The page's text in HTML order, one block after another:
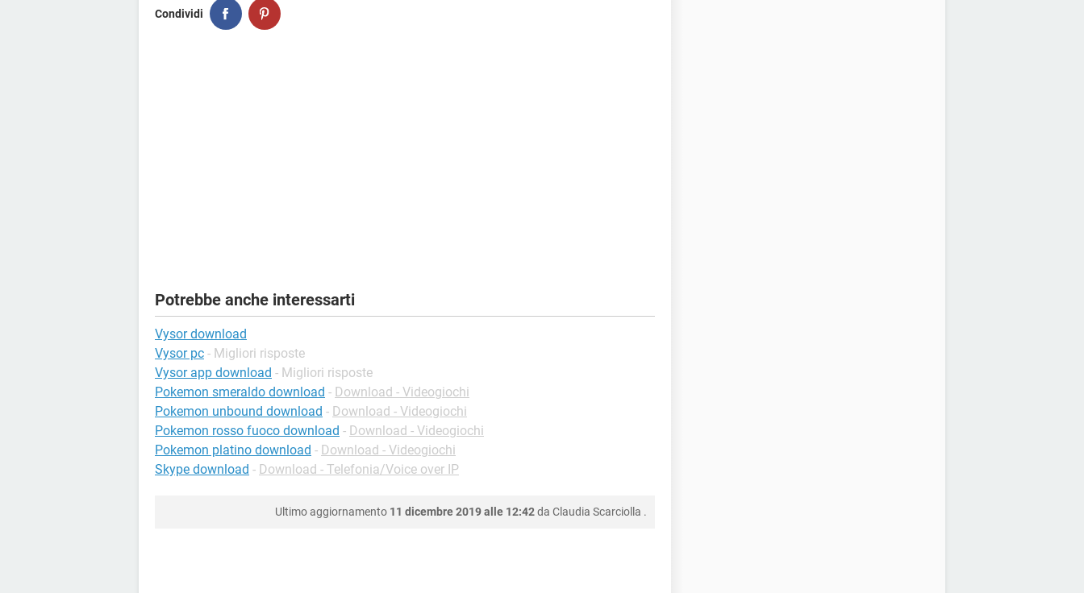
Condividi
Potrebbe anche interessarti
Vysor download
Vysor pc - Migliori risposte
Vysor app download - Migliori risposte
Pokemon smeraldo download - Download - Videogiochi
Pokemon unbound download - Download - Videogiochi
Pokemon rosso fuoco download - Download - Videogiochi
Pokemon platino download - Download - Videogiochi
Skype download - Download - Telefonia/Voice over IP
Ultimo aggiornamento 11 dicembre 2019 alle 12:42da Claudia Scarciolla .